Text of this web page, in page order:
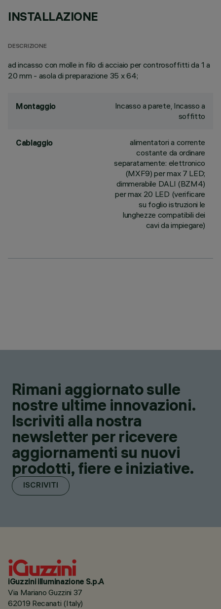
INSTALLAZIONE
DESCRIZIONE
ad incasso con molle in filo di acciaio per controsoffitti da 1 a
20 mm - asola di preparazione 35 x 64;
Montaggio
Incasso a parete, Incasso a
soffitto
Cablaggio
alimentatori a corrente
costante da ordinare
separatamente: elettronico
(MXF9) per max 7 LED;
dimmerabile DALI (BZM4)
per max 20 LED (verificare
su foglio istruzioni le
lunghezze compatibili dei
cavi da impiegare)
Rimani aggiornato sulle
nostre ultime innovazioni.
Iscriviti alla nostra
newsletter per ricevere
aggiornamenti su nuovi
prodotti, fiere e iniziative.
ISCRIVITI
iGuzzini illuminazione S.p.A
Via Mariano Guzzini 37
62019 Recanati (Italy)